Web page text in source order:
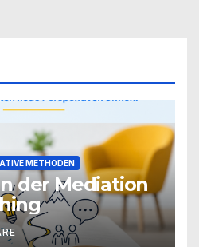
METHODEN
der Mediation